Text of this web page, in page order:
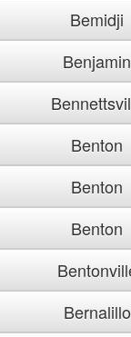
Bemidji
Benjamin
Benton
Benton
Benton
Bernalillo